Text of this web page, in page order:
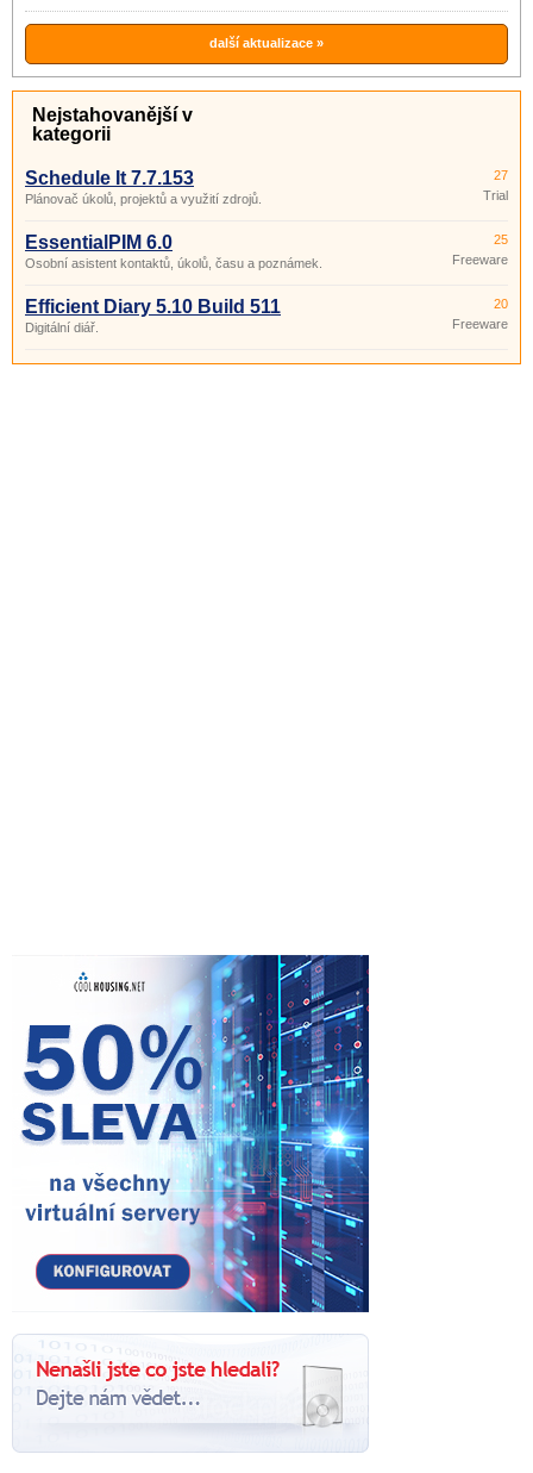
další aktualizace »
Nejstahovanější v
kategorii
Schedule It 7.7.153
Plánovač úkolů, projektů a využití zdrojů.
27
Trial
EssentialPIM 6.0
Osobní asistent kontaktů, úkolů, času a poznámek.
25
Freeware
Efficient Diary 5.10 Build 511
Digitální diář.
20
Freeware